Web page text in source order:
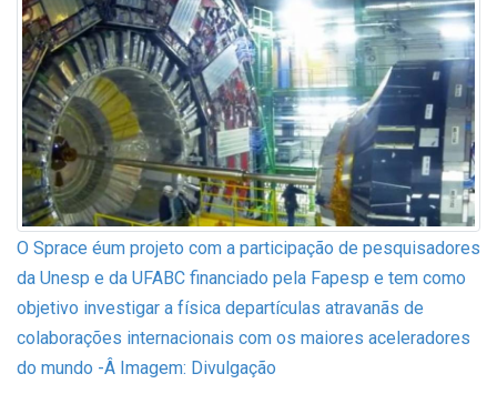
O Sprace éum projeto com a participação de pesquisadores
da Unesp e da UFABC financiado pela Fapesp e tem como
objetivo investigar a física departículas atravanãs de
colaborações internacionais com os maiores aceleradores
do mundo -Â Imagem: Divulgação